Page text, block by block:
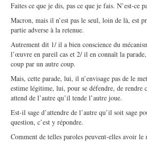
Faites ce que je dis, pas ce que je fais. N’est-ce
Macron, mais il n’est pas le seul, loin de là, est
partie adverse à la retenue.
Autrement dit 1/ il a bien conscience du
l’œuvre en pareil cas et 2/ il en connaît la
coup par un autre coup.
Mais, cette parade, lui, il n’envisage pas de le
estime légitime, lui, pour se défendre, de rendre
attend de l’autre qu’il tende l’autre joue.
Est-il sage d’attendre de l’autre qu’il soit sage
question, c’est y répondre.
Comment de telles paroles peuvent-elles avoir